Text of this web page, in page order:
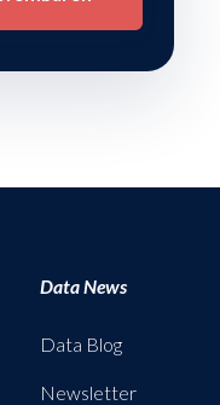
Data News
Data Blog
Newsletter